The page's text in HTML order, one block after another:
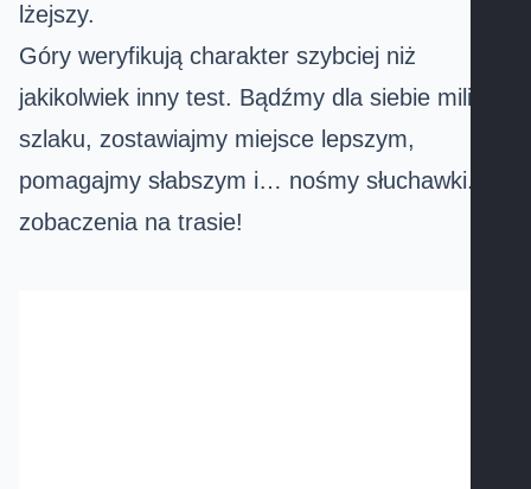
lżejszy.
Góry weryfikują charakter szybciej niż
jakikolwiek inny test. Bądźmy dla siebie mili na
szlaku, zostawiajmy miejsce lepszym,
pomagajmy słabszym i… nośmy słuchawki. Do
zobaczenia na trasie!